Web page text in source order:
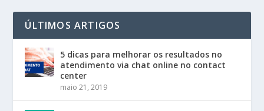
ÚLTIMOS ARTIGOS
5 dicas para melhorar os resultados no
atendimento via chat online no contact
center
maio 21, 2019